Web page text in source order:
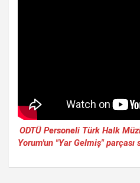
ODTÜ Personeli Türk Halk
Yorum'un "Yar Gelmiş" parçası